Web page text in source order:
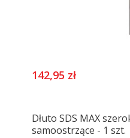
142,95 zł
Dłuto SDS MAX
samoostrzące - 1 szt.